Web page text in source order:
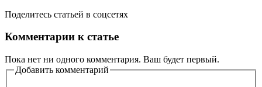
Поделитесь статьей в соцсетях
Комментарии к статье
Пока нет ни одного комментария. Ваш будет первый.
Добавить комментарий